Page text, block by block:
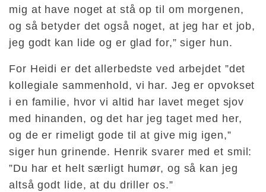
mig at have noget at stå op til om morgenen,
og så betyder det også noget, at jeg har et job,
jeg godt kan lide og er glad for,” siger hun.
For Heidi er det allerbedste ved arbejdet ”det
kollegiale sammenhold, vi har. Jeg er opvokset
i en familie, hvor vi altid har lavet meget sjov
med hinanden, og det har jeg taget med her,
og de er rimeligt gode til at give mig igen,”
siger hun grinende. Henrik svarer med et smil:
”Du har et helt særligt humør, og så kan jeg
altså godt lide, at du driller os.”